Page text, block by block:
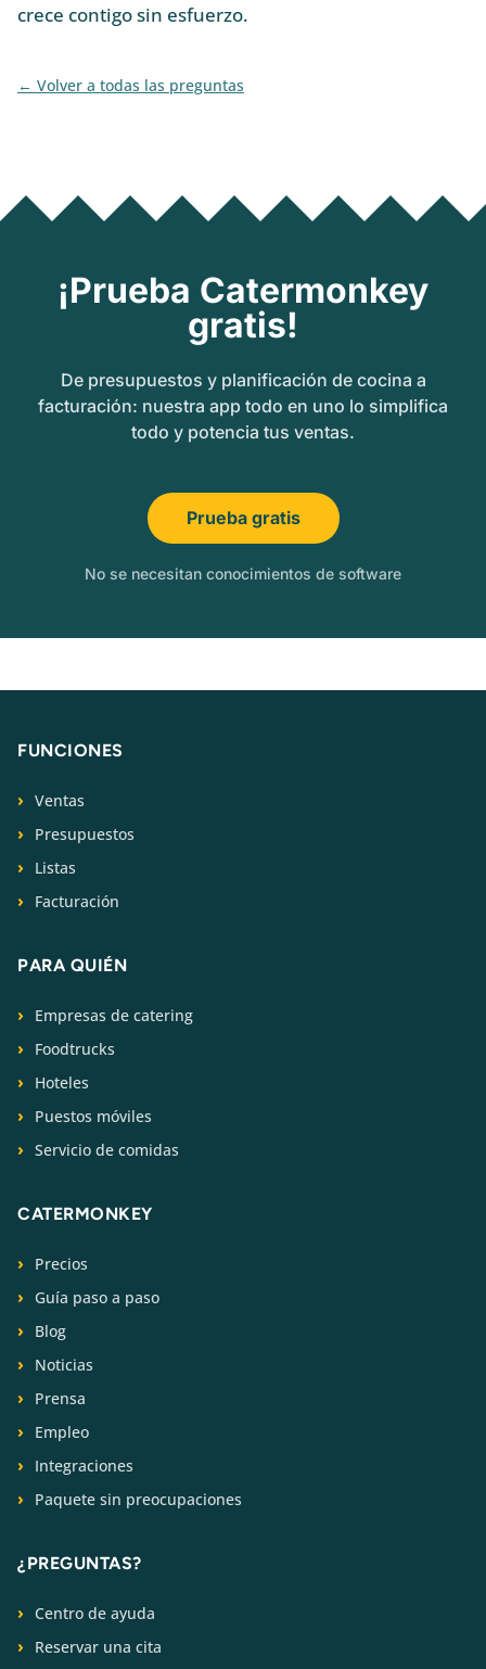
crece contigo sin esfuerzo.
Volver a todas las preguntas
¡Prueba Catermonkey
gratis!
De presupuestos y planificación de cocina a
facturación: nuestra app todo en uno lo simplifica
todo y potencia tus ventas.
Prueba gratis
No se necesitan conocimientos de software
FUNCIONES
Ventas
Presupuestos
Listas
Facturación
PARA QUIÉN
Empresas de catering
Foodtrucks
Hoteles
Puestos móviles
Servicio de comidas
CATERMONKEY
Precios
Guía paso a paso
Blog
Noticias
Prensa
Empleo
Integraciones
Paquete sin preocupaciones
¿PREGUNTAS?
Centro de ayuda
Reservar una cita